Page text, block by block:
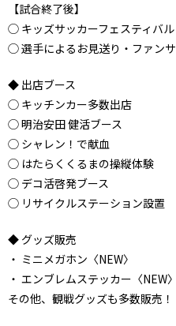
【試合終了後】
◯ キッズサッカーフェスティバル
◯ 選手によるお見送り・ファン
◆ 出店ブース
◯ キッチンカー多数出店
◯ 明治安田 健活ブース
◯ シャレン！で献血
◯ はたらくくるまの操縦体験
◯ デコ活啓発ブース
◯ リサイクルステーション設置
◆ グッズ販売
・ ミニメガホン〈NEW〉
・ エンブレムステッカー〈NEW〉
その他、観戦グッズも多数販売！